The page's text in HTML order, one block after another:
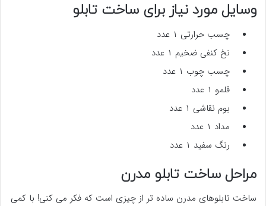
وسایل مورد نیاز برای ساخت تابلو
چسب حرارتی ۱ عدد
نخ کنفی ضخیم ۱ عدد
چسب چوب ۱ عدد
قلمو ۱ عدد
بوم نقاشی ۱ عدد
مداد ۱ عدد
رنگ سفید ۱ عدد
مراحل ساخت تابلو مدرن
ساخت تابلوهای مدرن ساده تر از چیزی است که فکر می کنی! با کمی